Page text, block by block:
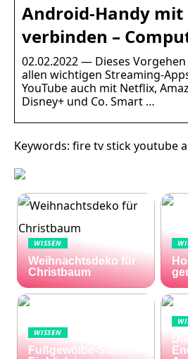
Android-Handy mit
verbinden –
02.02.2022 — Dieses
allen wichtigen Streaming-
YouTube auch mit Netflix,
Disney+ und Co. Smart …
Keywords: fire tv stick youtube
WISSEN
Weihnachtsdeko für
Christbaum
WISSEN
Fußgewölbe-Stütze: